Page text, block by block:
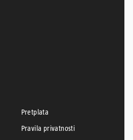
Pretplata
Pravila privatnosti